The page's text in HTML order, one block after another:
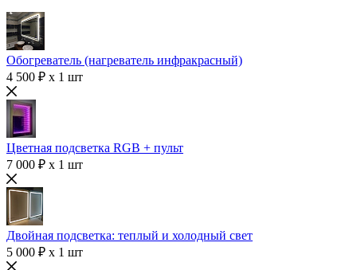
Обогреватель (нагреватель инфракрасный)
4 500 ₽ x 1 шт
Цветная подсветка RGB + пульт
7 000 ₽ x 1 шт
Двойная подсветка: теплый и холодный свет
5 000 ₽ x 1 шт